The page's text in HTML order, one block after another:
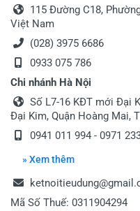
115 Đường C18,
Việt Nam
(028) 3975 6686
0933 075 786
Chi nhánh Hà Nội
Số L7-16 KĐT mới Đại
Đại Kim, Quận Hoàng Mai,
0941 011 994 - 0971
» Xem thêm
Mã Số Thuế: 0311904294